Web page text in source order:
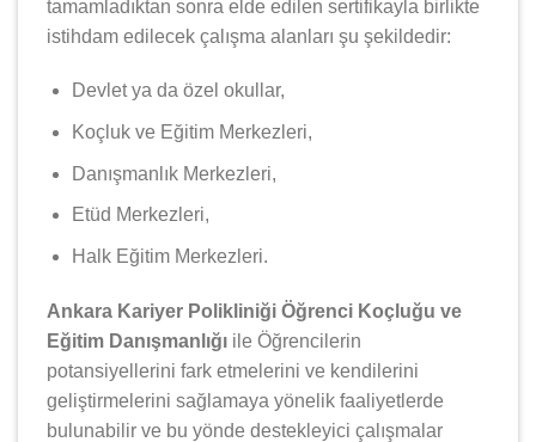
tamamladıktan sonra elde edilen sertifikayla birlikte
istihdam edilecek çalışma alanları şu şekildedir:
Devlet ya da özel okullar,
Koçluk ve Eğitim Merkezleri,
Danışmanlık Merkezleri,
Etüd Merkezleri,
Halk Eğitim Merkezleri.
Ankara Kariyer Polikliniği Öğrenci Koçluğu ve
Eğitim Danışmanlığı ile Öğrencilerin
potansiyellerini fark etmelerini ve kendilerini
geliştirmelerini sağlamaya yönelik faaliyetlerde
bulunabilir ve bu yönde destekleyici çalışmalar